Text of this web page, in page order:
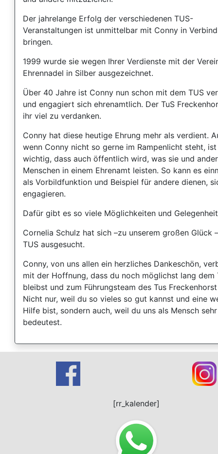
Der jahrelange Erfolg der verschiedenen TUS-
Veranstaltungen ist unmittelbar mit Conny in
bringen.
1999 wurde sie wegen Ihrer Verdienste mit der
Ehrennadel in Silber ausgezeichnet.
Über 40 Jahre ist Conny nun schon mit dem TUS
und engagiert sich ehrenamtlich. Der TuS
ihr viel zu verdanken.
Conny hat diese heutige Ehrung mehr als verdient.
wenn Conny nicht so gerne im Rampenlicht steht, ist
wichtig, dass auch öffentlich wird, was sie und
Menschen in einem Ehrenamt leisten. So kann es
als Vorbildfunktion und Beispiel für andere dienen,
engagieren.
Dafür gibt es so viele Möglichkeiten und
Cornelia Schulz hat sich –zu unserem großen Glück
TUS ausgesucht.
Conny, von uns allen ein herzliches Dankeschön,
mit der Hoffnung, dass du noch möglichst lang dem
bleibst und zum Führungsteam des Tus
Nicht nur, weil du so vieles so gut kannst und eine
Hilfe bist, sondern auch, weil du uns als Mensch
bedeutest.
[rr_kalender]